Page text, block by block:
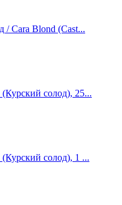
Cara Blond (Cast...
солод), 25...
солод), 1 ...